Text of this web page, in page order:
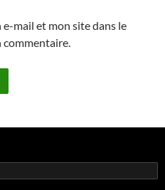
mail et mon site dans le